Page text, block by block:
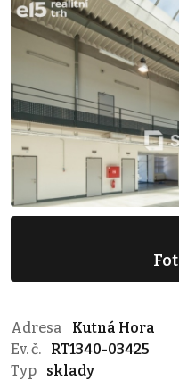
Adresa
Kutná Hora
Ev. č.
RT1340-03425
Typ
sklady